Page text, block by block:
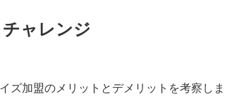
ャレンジ
ズ加盟のメリットとデメリットを考察しま